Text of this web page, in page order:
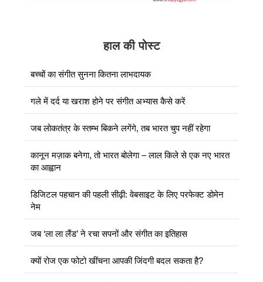
हाल की पोस्ट
बच्चों का संगीत सुनना कितना लाभदायक
गले में दर्द या खराश होने पर संगीत अभ्यास कैसे करें
जब लोकतंत्र के स्तम्भ बिकने लगेंगे, तब भारत चुप नहीं रहेगा
कानून मज़ाक बनेगा, तो भारत बोलेगा – लाल किले से एक नए भारत
का आह्वान
डिजिटल पहचान की पहली सीढ़ी: वेबसाइट के लिए परफेक्ट डोमेन
नेम
जब ‘ला ला लैंड’ ने रचा सपनों और संगीत का इतिहास
क्यों रोज एक फोटो खींचना आपकी जिंदगी बदल सकता है?